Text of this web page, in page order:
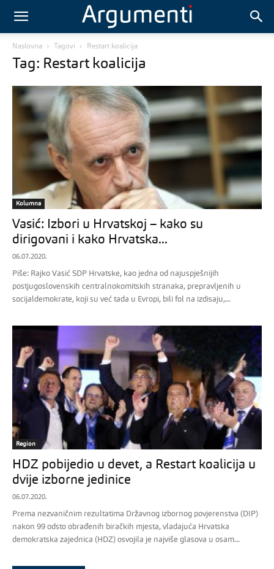
Naslovna Tagovi Restart koalicija
Tag: Restart koalicija
Kolumna
Vasić: Izbori u Hrvatskoj – kako su
dirigovani i kako Hrvatska...
06.07.2020.
Piše: Rajko Vasić SDP Hrvatske, kao jedna od najuspješnijih
postjugoslovenskih centralnokomitskih stranaka, prepravljenih u
socijaldemokrate, koji su već tada u Evropi, bili fol na izdisaju,...
Region
HDZ pobijedio u devet, a Restart koalicija u
dvije izborne jedinice
06.07.2020.
Prema nezvaničnim rezultatima Državnog izbornog povjerenstva (DIP)
nakon 99 odsto obrađenih biračkih mjesta, vladajuća Hrvatska
demokratska zajednica (HDZ) osvojila je najviše glasova u osam...